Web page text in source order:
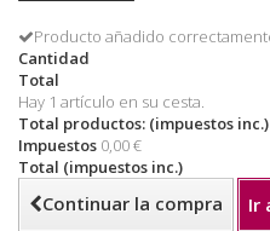
Producto añadido
Cantidad
Total
Hay 1 artículo en su cesta.
Total productos: (impuestos inc.)
Impuestos 0,00 €
Total (impuestos inc.)
Continuar la compra Ir